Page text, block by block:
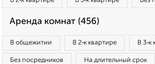
Аренда комнат (456)
В общежитии В 2‑к квартире В 3‑к
Без посредников На длительный срок